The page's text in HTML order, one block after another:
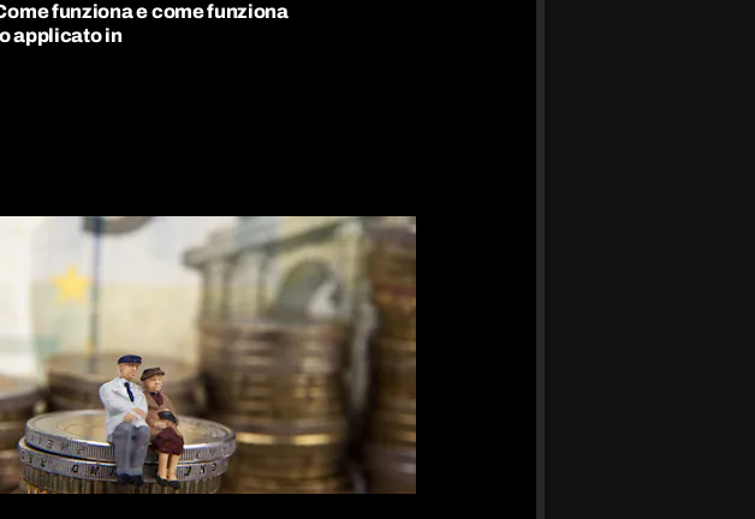
funziona e
applicato in
come funziona